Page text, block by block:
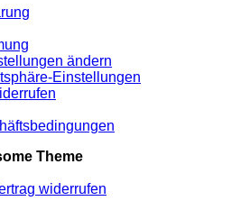
ändern
Einstellungen
Theme
widerrufen